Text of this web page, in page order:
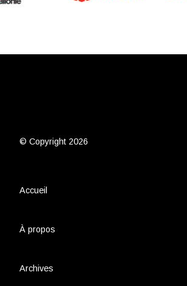
© Copyright 2026
Accueil
À propos
Archives